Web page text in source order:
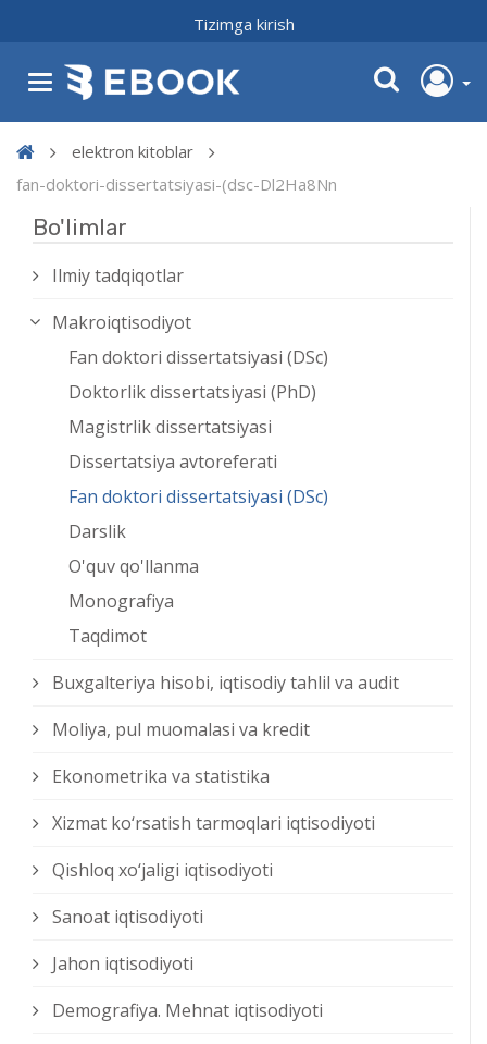
Tizimga kirish
elektron kitoblar
fan-doktori-dissertatsiyasi-(dsc-Dl2Ha8Nn
Bo'limlar
Ilmiy tadqiqotlar
Makroiqtisodiyot
Fan doktori dissertatsiyasi (DSc)
Doktorlik dissertatsiyasi (PhD)
Magistrlik dissertatsiyasi
Dissertatsiya avtoreferati
Fan doktori dissertatsiyasi (DSc)
Darslik
O'quv qo'llanma
Monografiya
Taqdimot
Buxgalteriya hisobi, iqtisodiy tahlil va audit
Moliya, pul muomalasi va kredit
Ekonometrika va statistika
Xizmat kо‘rsatish tarmoqlari iqtisodiyoti
Qishloq xо‘jaligi iqtisodiyoti
Sanoat iqtisodiyoti
Jahon iqtisodiyoti
Demografiya. Mehnat iqtisodiyoti